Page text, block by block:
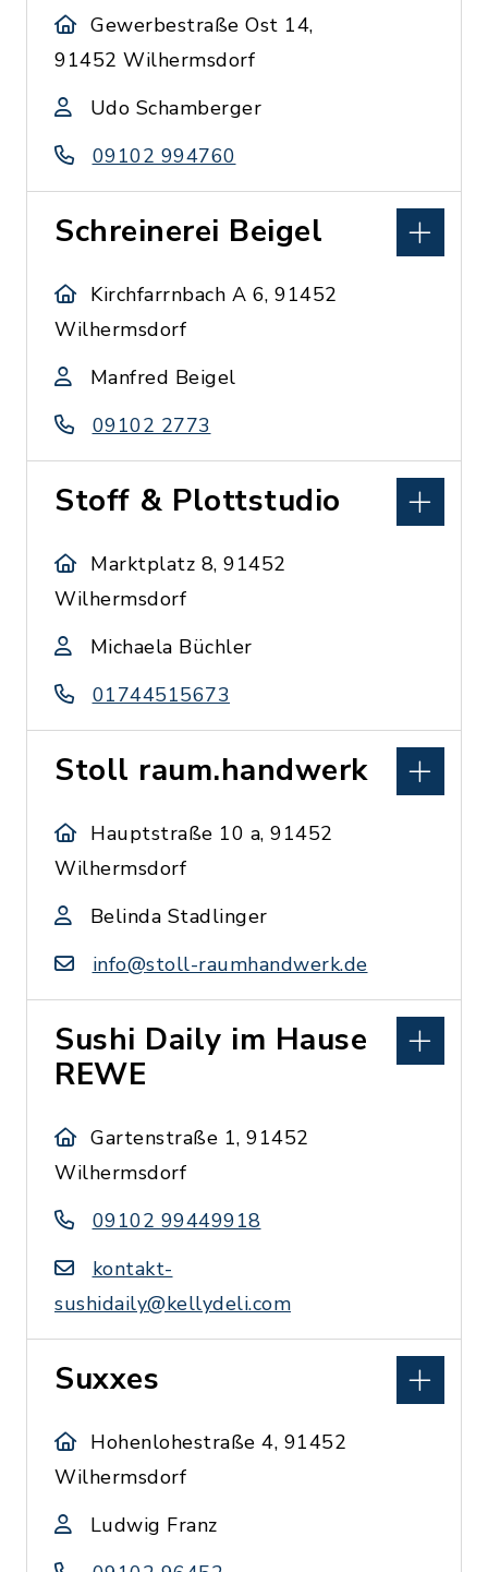
Gewerbestraße Ost 14,
91452 Wilhermsdorf
Udo Schamberger
09102 994760
Schreinerei Beigel
Kirchfarrnbach A 6, 91452
Wilhermsdorf
Manfred Beigel
09102 2773
Stoff & Plottstudio
Marktplatz 8, 91452
Wilhermsdorf
Michaela Büchler
01744515673
Stoll raum.handwerk
Hauptstraße 10 a, 91452
Wilhermsdorf
Belinda Stadlinger
info@stoll-raumhandwerk.de
Sushi Daily im Hause
REWE
Gartenstraße 1, 91452
Wilhermsdorf
09102 99449918
kontakt-
sushidaily@kellydeli.com
Suxxes
Hohenlohestraße 4, 91452
Wilhermsdorf
Ludwig Franz